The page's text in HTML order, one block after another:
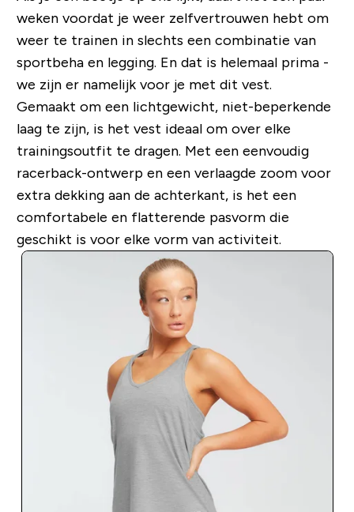
weken voordat je weer zelfvertrouwen hebt om
weer te trainen in slechts een combinatie van
sportbeha en legging. En dat is helemaal prima -
we zijn er namelijk voor je met dit vest.
Gemaakt om een ​​lichtgewicht, niet-beperkende
laag te zijn, is het vest ideaal om over elke
trainingsoutfit te dragen. Met een eenvoudig
racerback-ontwerp en een verlaagde zoom voor
extra dekking aan de achterkant, is het een
comfortabele en flatterende pasvorm die
geschikt is voor elke vorm van activiteit.